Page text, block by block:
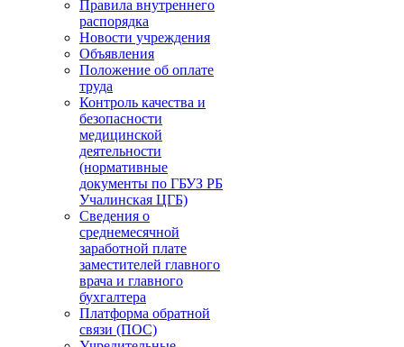
Правила внутреннего
распорядка
Новости учреждения
Объявления
Положение об оплате
труда
Контроль качества и
безопасности
медицинской
деятельности
(нормативные
документы по ГБУЗ РБ
Учалинская ЦГБ)
Сведения о
среднемесячной
заработной плате
заместителей главного
врача и главного
бухгалтера
Платформа обратной
связи (ПОС)